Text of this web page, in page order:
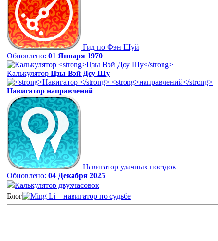
Гид по Фэн Шуй
Обновлено: 01 Января 1970
Калькулятор Цзы Вэй Доу Шу
Навигатор направлений
Навигатор удачных поездок
Обновлено: 04 Декабря 2025
Калькулятор двухчасовок
Блог